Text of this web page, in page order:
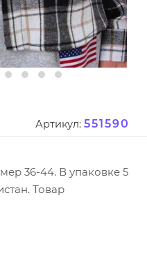
Артикул: 551590
36-44. В упаковке 5
Товар